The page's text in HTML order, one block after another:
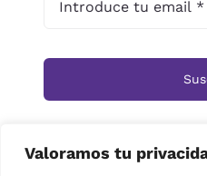
Valoramos tu